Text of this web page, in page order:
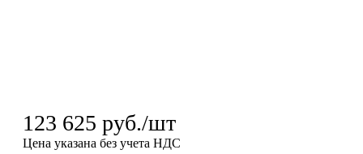
123 625 руб./шт
Цена указана без учета НДС